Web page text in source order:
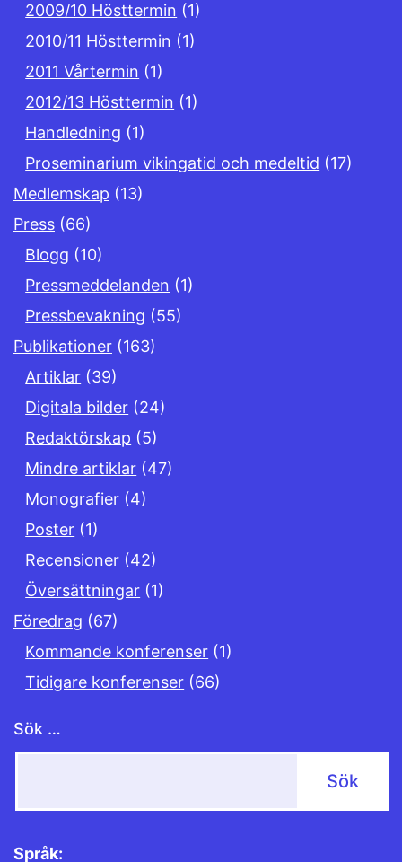
2009/10 Hösttermin (1)
2010/11 Hösttermin (1)
2011 Vårtermin (1)
2012/13 Hösttermin (1)
Handledning (1)
Proseminarium vikingatid och medeltid (17)
Medlemskap (13)
Press (66)
Blogg (10)
Pressmeddelanden (1)
Pressbevakning (55)
Publikationer (163)
Artiklar (39)
Digitala bilder (24)
Redaktörskap (5)
Mindre artiklar (47)
Monografier (4)
Poster (1)
Recensioner (42)
Översättningar (1)
Föredrag (67)
Kommande konferenser (1)
Tidigare konferenser (66)
Sök …
Språk: